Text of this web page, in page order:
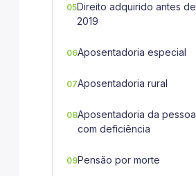
05Direito adquirido antes de
2019
06Aposentadoria especial
07Aposentadoria rural
08Aposentadoria da pessoa
com deficiência
09Pensão por morte